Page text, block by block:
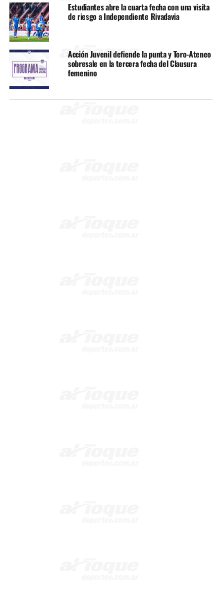
Estudiantes abre la cuarta fecha con una visita
de riesgo a Independiente Rivadavia
Acción Juvenil defiende la punta y Toro-Ateneo
sobresale en la tercera fecha del Clausura
femenino